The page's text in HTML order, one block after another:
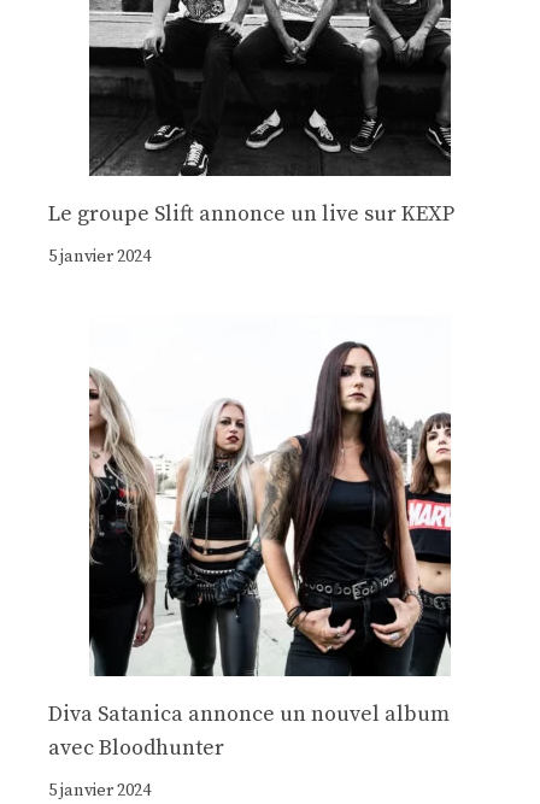
Le groupe Slift annonce un live sur KEXP
5 janvier 2024
Diva Satanica annonce un nouvel album
avec Bloodhunter
5 janvier 2024